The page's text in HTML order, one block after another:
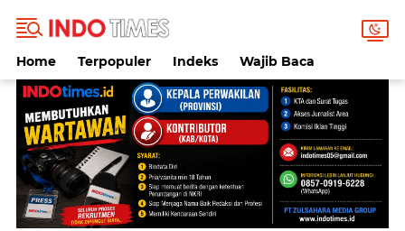
Home Terpopuler Indeks Wajib Baca